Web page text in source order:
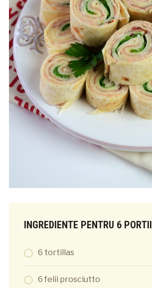
INGREDIENTE PENTRU 6 PORTII
6 tortillas
6 felii prosciutto